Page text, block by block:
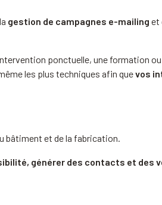
gestion de campagnes e-mailing et
ponctuelle, une formation
les plus techniques afin quevos
bâtiment et de la fabrication.
générer des contacts et des